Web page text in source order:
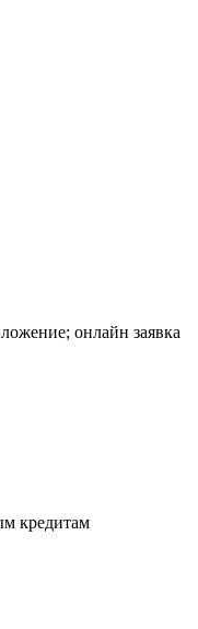
онлайн заявка
кредитам